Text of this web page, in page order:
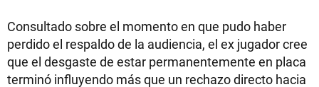
Consultado sobre el momento en que pudo haber
perdido el respaldo de la audiencia, el ex jugador cree
que el desgaste de estar permanentemente en placa
terminó influyendo más que un rechazo directo hacia